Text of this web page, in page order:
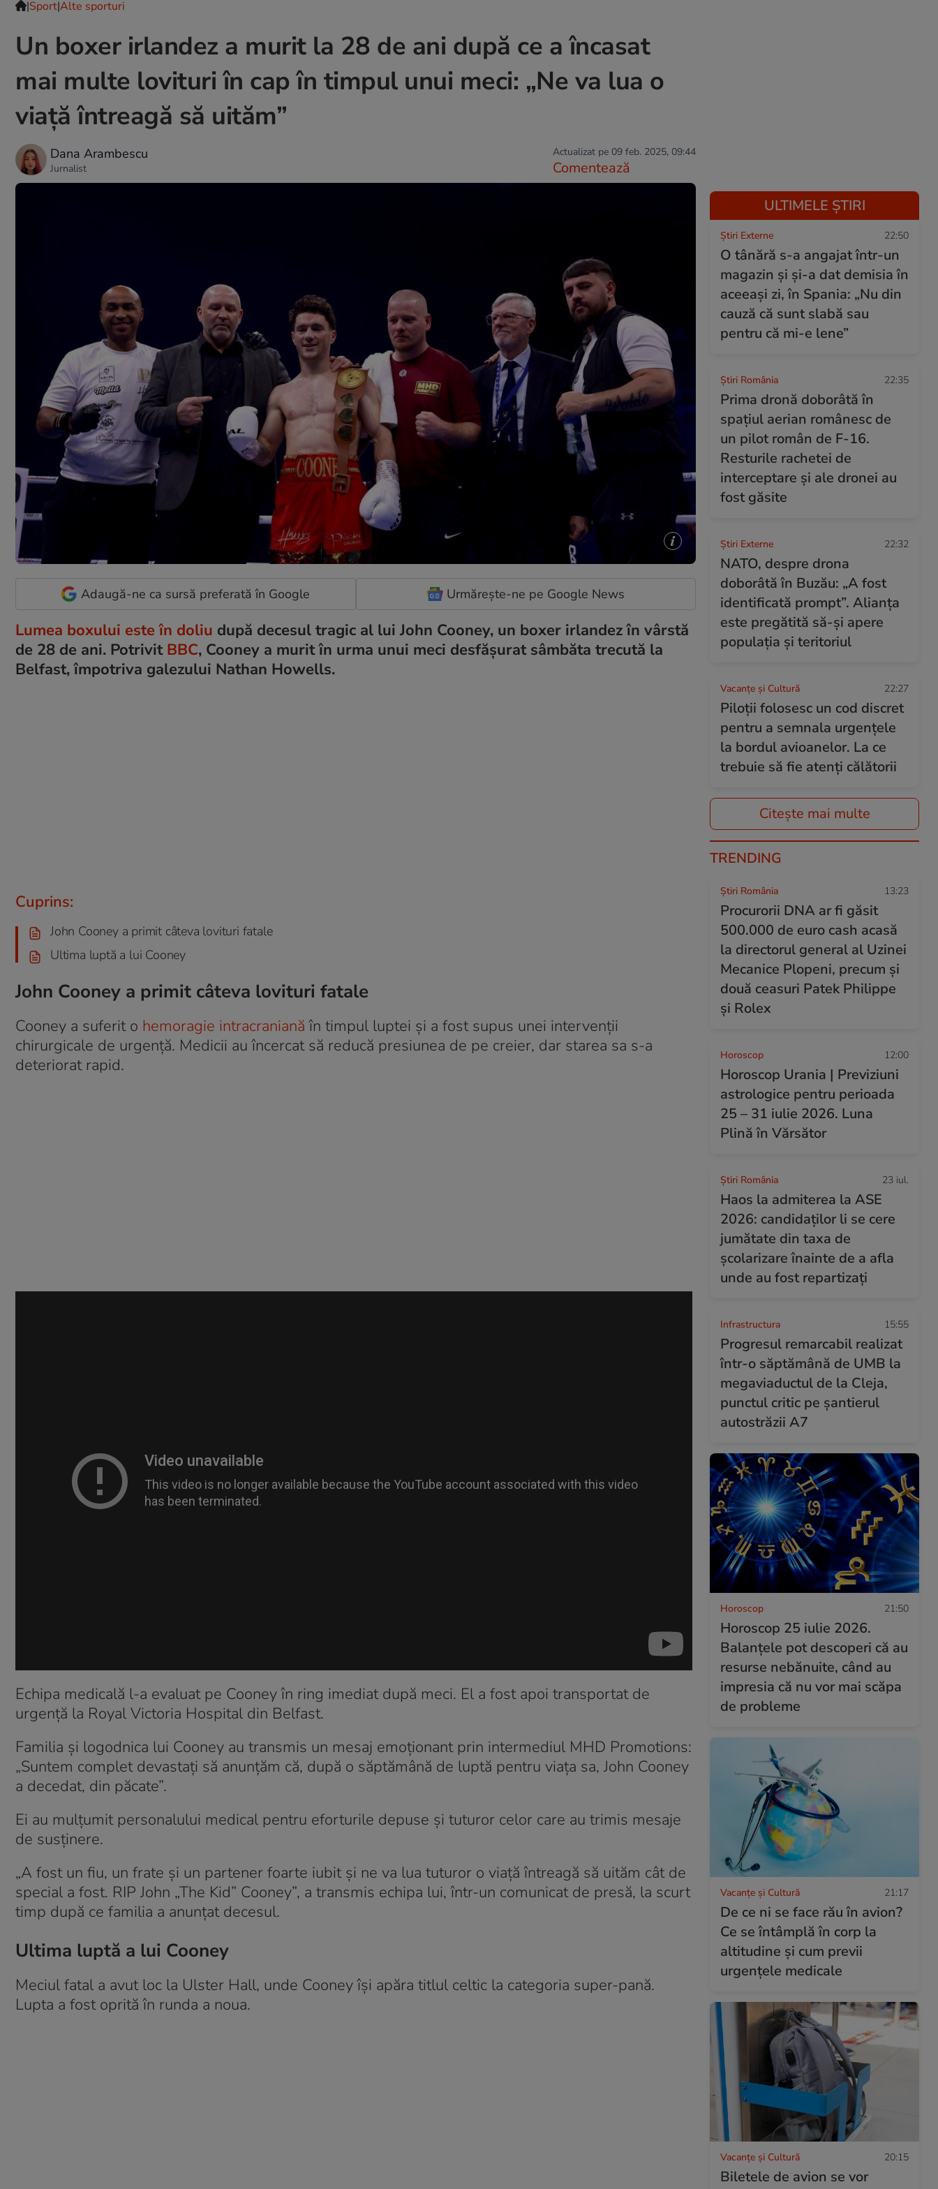
|Sport|Alte sporturi
Un boxer irlandez a murit la 28 de ani după ce a încasat
mai multe lovituri în cap în timpul unui meci: „Ne va lua o
viață întreagă să uităm”
Dana Arambescu
Jurnalist
Actualizat pe 09 feb. 2025, 09:44
Comentează
Adaugă-ne ca sursă preferată în Google Urmărește-ne pe Google News
Lumea boxului este în doliu după decesul tragic al lui John Cooney, un boxer irlandez în vârstă
de 28 de ani. Potrivit BBC, Cooney a murit în urma unui meci desfășurat sâmbăta trecută la
Belfast, împotriva galezului Nathan Howells.
Cuprins:
John Cooney a primit câteva lovituri fatale
Ultima luptă a lui Cooney
John Cooney a primit câteva lovituri fatale
Cooney a suferit o hemoragie intracraniană în timpul luptei și a fost supus unei intervenții
chirurgicale de urgență. Medicii au încercat să reducă presiunea de pe creier, dar starea sa s-a
deteriorat rapid.
Echipa medicală l-a evaluat pe Cooney în ring imediat după meci. El a fost apoi transportat de
urgență la Royal Victoria Hospital din Belfast.
Familia și logodnica lui Cooney au transmis un mesaj emoționant prin intermediul MHD Promotions:
„Suntem complet devastați să anunțăm că, după o săptămână de luptă pentru viața sa, John Cooney
a decedat, din păcate”.
Ei au mulțumit personalului medical pentru eforturile depuse și tuturor celor care au trimis mesaje
de susținere.
„A fost un fiu, un frate şi un partener foarte iubit şi ne va lua tuturor o viaţă întreagă să uităm cât de
special a fost. RIP John „The Kid” Cooney”, a transmis echipa lui, într-un comunicat de presă, la scurt
timp după ce familia a anunțat decesul.
Ultima luptă a lui Cooney
Meciul fatal a avut loc la Ulster Hall, unde Cooney își apăra titlul celtic la categoria super-pană.
Lupta a fost oprită în runda a noua.
ULTIMELE ȘTIRI
Știri Externe 22:50
O tânără s-a angajat într-un
magazin și și-a dat demisia în
aceeași zi, în Spania: „Nu din
cauză că sunt slabă sau
pentru că mi-e lene”
Știri România 22:35
Prima dronă doborâtă în
spațiul aerian românesc de
un pilot român de F-16.
Resturile rachetei de
interceptare și ale dronei au
fost găsite
Știri Externe 22:32
NATO, despre drona
doborâtă în Buzău: „A fost
identificată prompt”. Alianța
este pregătită să-și apere
populația și teritoriul
Vacanțe și Cultură 22:27
Piloții folosesc un cod discret
pentru a semnala urgențele
la bordul avioanelor. La ce
trebuie să fie atenți călătorii
Citește mai multe
TRENDING
Știri România 13:23
Procurorii DNA ar fi găsit
500.000 de euro cash acasă
la directorul general al Uzinei
Mecanice Plopeni, precum și
două ceasuri Patek Philippe
și Rolex
Horoscop 12:00
Horoscop Urania | Previziuni
astrologice pentru perioada
25 – 31 iulie 2026. Luna
Plină în Vărsător
Știri România 23 iul.
Haos la admiterea la ASE
2026: candidaților li se cere
jumătate din taxa de
școlarizare înainte de a afla
unde au fost repartizați
Infrastructura 15:55
Progresul remarcabil realizat
într-o săptămână de UMB la
megaviaductul de la Cleja,
punctul critic pe șantierul
autostrăzii A7
Horoscop 21:50
Horoscop 25 iulie 2026.
Balanțele pot descoperi că au
resurse nebănuite, când au
impresia că nu vor mai scăpa
de probleme
Vacanțe și Cultură 21:17
De ce ni se face rău în avion?
Ce se întâmplă în corp la
altitudine și cum previi
urgențele medicale
Vacanțe și Cultură 20:15
Biletele de avion se vor